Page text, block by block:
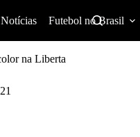
Notícias Futebol no Brasil
na Liberta